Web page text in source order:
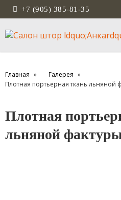
+7 (905) 385-81-35
Главная
Галерея
Плотная портьерная ткань льняной
Плотная
льняной